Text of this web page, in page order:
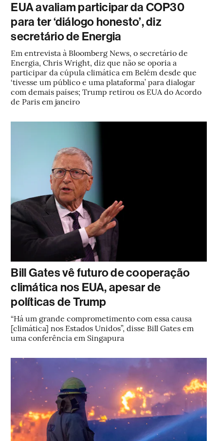
EUA avaliam participar da COP30
para ter ‘diálogo honesto’, diz
secretário de Energia
Em entrevista à Bloomberg News, o secretário de
Energia, Chris Wright, diz que não se oporia a
participar da cúpula climática em Belém desde que
‘tivesse um público e uma plataforma’ para dialogar
com demais países; Trump retirou os EUA do Acordo
de Paris em janeiro
Bill Gates vê futuro de cooperação
climática nos EUA, apesar de
políticas de Trump
“Há um grande comprometimento com essa causa
[climática] nos Estados Unidos”, disse Bill Gates em
uma conferência em Singapura